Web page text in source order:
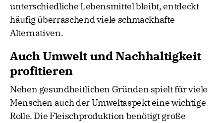
unterschiedliche Lebensmittel bleibt, entdeckt
häufig überraschend viele schmackhafte
Alternativen.
Auch Umwelt und Nachhaltigkeit
profitieren
Neben gesundheitlichen Gründen spielt für viele
Menschen auch der Umweltaspekt eine wichtige
Rolle. Die Fleischproduktion benötigt große